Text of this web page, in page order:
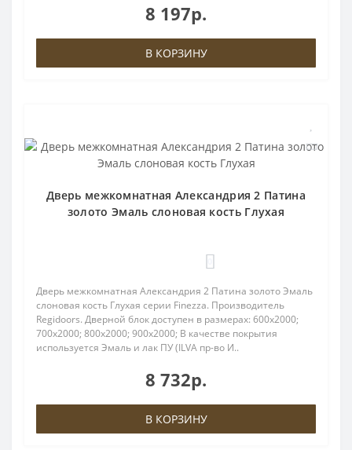
8 197р.
В КОРЗИНУ
Дверь межкомнатная Александрия 2 Патина
золото Эмаль слоновая кость Глухая
Дверь межкомнатная Александрия 2 Патина золото Эмаль
слоновая кость Глухая серии Finezza. Производитель
Regidoors. Дверной блок доступен в размерах: 600x2000;
700x2000; 800x2000; 900x2000; В качестве покрытия
используется Эмаль и лак ПУ (ILVA пр-во И..
8 732р.
В КОРЗИНУ